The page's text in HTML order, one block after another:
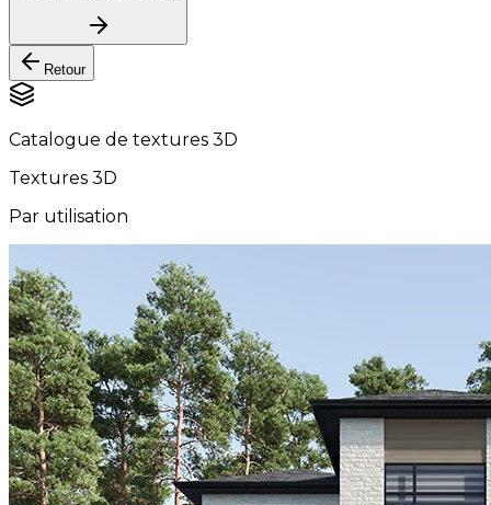
Retour
Catalogue de textures 3D
Textures 3D
Par utilisation